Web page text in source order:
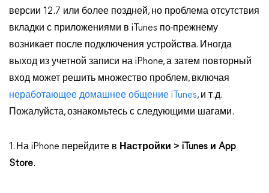
версии 12.7 или более поздней, но проблема отсутствия
вкладки с приложениями в iTunes по-прежнему
возникает после подключения устройства. Иногда
выход из учетной записи на iPhone, а затем повторный
вход может решить множество проблем, включая
неработающее домашнее общение iTunes, и т.д.
Пожалуйста, ознакомьтесь с следующими шагами.
1. На iPhone перейдите в Настройки > iTunes и App
Store.